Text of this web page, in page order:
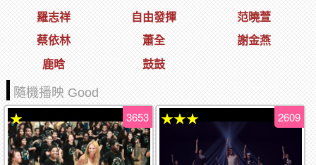
羅志祥
自由發揮
范曉萱
蔡依林
蕭全
謝金燕
鹿晗
鼓鼓
隨機播映 Good
3653
★ 2609
★★★